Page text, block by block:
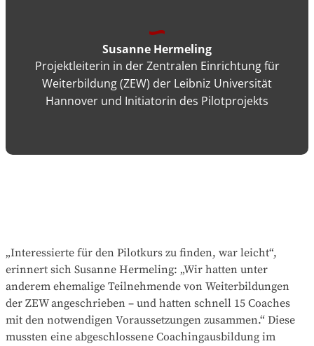
Susanne Hermeling
Projektleiterin in der Zentralen Einrichtung für
Weiterbildung (ZEW) der Leibniz Universität
Hannover und Initiatorin des Pilotprojekts
„Interessierte für den Pilotkurs zu finden, war leicht“,
erinnert sich Susanne Hermeling: „Wir hatten unter
anderem ehemalige Teilnehmende von Weiterbildungen
der ZEW angeschrieben – und hatten schnell 15 Coaches
mit den notwendigen Voraussetzungen zusammen.“ Diese
mussten eine abgeschlossene Coachingausbildung im